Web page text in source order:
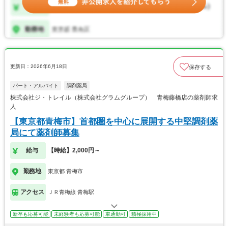
更新日：2026年6月18日 保存する
パート・アルバイト 調剤薬局
株式会社ジ・トレイル（株式会社グラムグループ） 青梅藤橋店の薬剤師求
人
【東京都青梅市】首都圏を中心に展開する中堅調剤薬
局にて薬剤師募集
給与 【時給】2,000円～
勤務地 東京都 青梅市
アクセス ＪＲ青梅線 青梅駅
新卒も応募可能 未経験者も応募可能 車通勤可 積極採用中